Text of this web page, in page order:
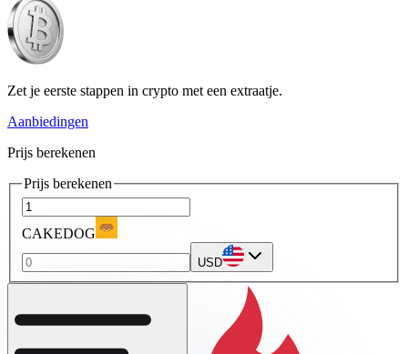
Zet je eerste stappen in crypto met een extraatje.
Aanbiedingen
Prijs berekenen
Prijs berekenen
CAKEDOG
USD